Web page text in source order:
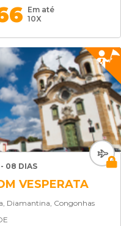
Em até
10X
08 DIAS
VESPERATA
Diamantina, Congonhas